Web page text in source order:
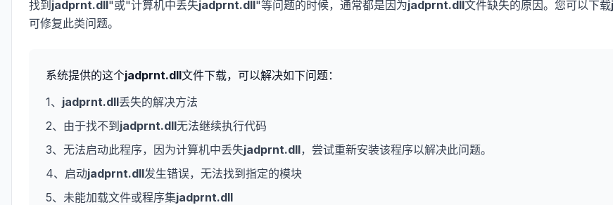
找到 jadprnt.dll"或"计算机中丢失jadprnt.dll"等问题的时候，通常都是因为jadprnt.dll文件缺失的原因。您可以下载
可修复此类问题。
系统提供的这个jadprnt.dll文件下载，可以解决如下问题：
1、 jadprnt.dll丢失的解决方法
2、由于找不到 jadprnt.dll无法继续执行代码
3、无法启动此程序，因为计算机中丢失jadprnt.dll，尝试重新安装该程序以解决此问题。
4、启动jadprnt.dll发生错误，无法找到指定的模块
5、未能加载文件或程序集jadprnt.dll